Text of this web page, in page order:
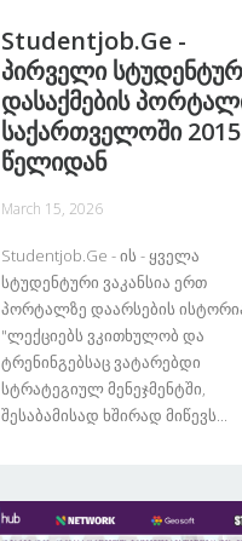
Studentjob.ge -
Პირველი
Დასაქმების
Საქართველოში 2015
Წელიდან
March 15, 2026
Studentjob.ge - Ის - Ყველა
Სტუდენტური Ვაკანსია Ერთ
Პორტალზე Დაარსების
"ლექციებს Ვკითხულობ Და
Ტრენინგებსაც Ვატარებდი
Სტრატეგიულ Მენეჯმენტში,
Შესაბამისად Ხშირად Მიწევს...